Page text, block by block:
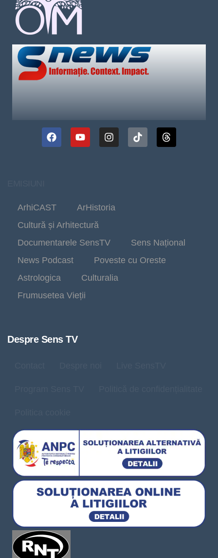
ArhiCAST
ArHistoria
Cultură și Arhitectură
Documentarele SensTV
Sens Național
News Podcast
Poveste cu Oreste
Astrologica
Culturalia
Frumusetea Vieții
Despre Sens TV